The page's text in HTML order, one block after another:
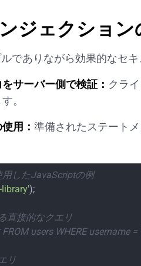
ジェクション
でありながら効果的なセ
サーバー側で検証： クラ
。
用： 準備されたステート
したJavaScriptの例
);
直接的なクエリ
users WHERE username
リ